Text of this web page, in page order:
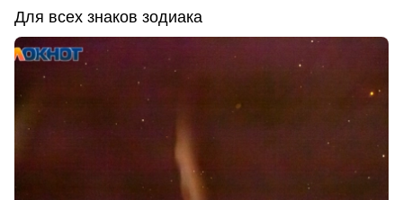
Для всех знаков зодиака